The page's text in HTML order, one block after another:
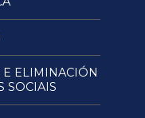
ELIMINACIÓN
SOCIAIS